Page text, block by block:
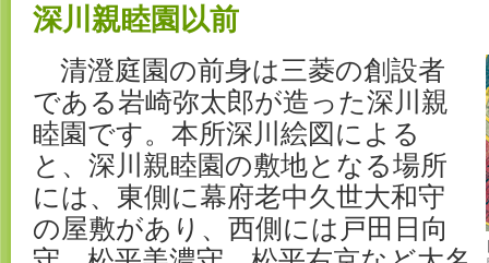
深川親睦園以前
清澄庭園の前身は三菱の創設者
である岩崎弥太郎が造った深川親
睦園です。本所深川絵図による
と、深川親睦園の敷地となる場所
には、東側に幕府老中久世大和守
の屋敷があり、西側には戸田日向